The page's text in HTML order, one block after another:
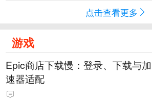
点击查看更多
游戏
Epic商店下载慢：登录、下载与加
速器适配